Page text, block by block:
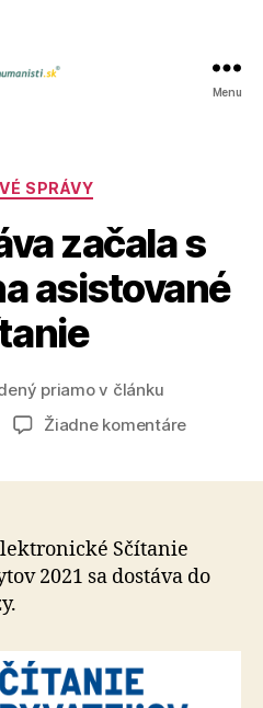
Menu
Kategórie
SPRÁVY
začala s
asistované
priamo v článku
Žiadne komentárena
na
Sčítanie
2021 sa dostáva do